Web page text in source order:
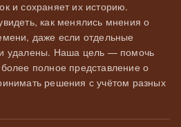
и сохраняет их историю.
как менялись мнения о
даже если отдельные
удалены. Наша цель — помочь
полное представление о
решения с учётом разных